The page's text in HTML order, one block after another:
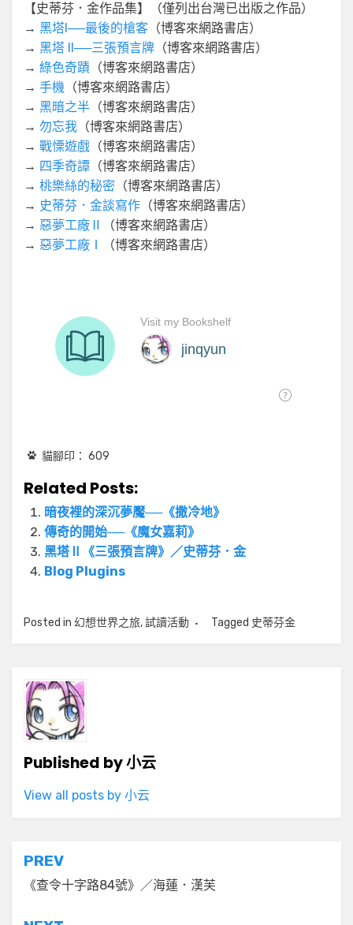
【史蒂芬．金作品集】（僅列出台灣已出版之作品）
→ 黑塔I──最後的槍客 （博客來網路書店）
→ 黑塔 II──三張預言牌 （博客來網路書店）
→ 綠色奇蹟 （博客來網路書店）
→ 手機 （博客來網路書店）
→ 黑暗之半 （博客來網路書店）
→ 勿忘我 （博客來網路書店）
→ 戰慄遊戲 （博客來網路書店）
→ 四季奇譚 （博客來網路書店）
→ 桃樂絲的秘密 （博客來網路書店）
→ 史蒂芬．金談寫作 （博客來網路書店）
→ 惡夢工廠Ⅱ
（博客來網路書店）
→ 惡夢工廠Ⅰ （博客來網路書店）
貓腳印： 609
Related Posts:
暗夜裡的深沉夢魘──《撒冷地》
傳奇的開始──《魔女嘉莉》
黑塔Ⅱ《三張預言牌》／史蒂芬．金
Blog Plugins
Posted in 幻想世界之旅,試讀活動 Tagged 史蒂芬金
Published by小云
View all posts by 小云
文
章
導
PREV
《查令十字路84號》／海蓮．漢芙